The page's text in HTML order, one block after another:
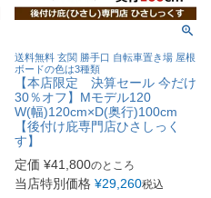
送料無料 玄関 勝手口 自転車置き場 屋根
ボードの色は3種類
【本店限定 決算セール 今だけ
30％オフ】Mモデル120
W(幅)120cm×D(奥行)100cm
【後付け庇専門店ひさしっく
す】
定価 ¥41,800のところ
当店特別価格 ¥29,260税込